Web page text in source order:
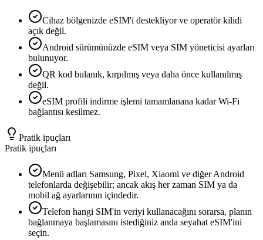
Cihaz bölgenizde eSIM'i destekliyor ve operatör kilidi
açık değil.
Android sürümünüzde eSIM veya SIM yöneticisi ayarları
bulunuyor.
QR kod bulanık, kırpılmış veya daha önce kullanılmış
değil.
eSIM profili indirme işlemi tamamlanana kadar Wi-Fi
bağlantısı kesilmez.
Pratik ipuçları
Pratik ipuçları
Menü adları Samsung, Pixel, Xiaomi ve diğer Android
telefonlarda değişebilir; ancak akış her zaman SIM ya da
mobil ağ ayarlarının içindedir.
Telefon hangi SIM'in veriyi kullanacağını sorarsa, planın
bağlanmaya başlamasını istediğiniz anda seyahat eSIM'ini
seçin.